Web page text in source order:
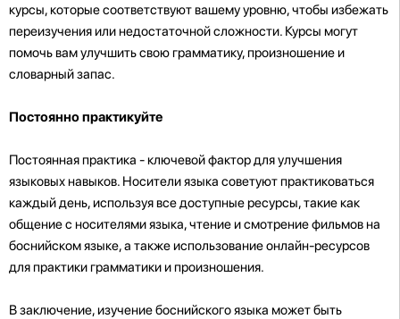
курсы, которые соответствуют вашему уровню, чтобы избежать
переизучения или недостаточной сложности. Курсы могут
помочь вам улучшить свою грамматику, произношение и
словарный запас.
Постоянно практикуйте
Постоянная практика - ключевой фактор для улучшения
языковых навыков. Носители языка советуют практиковаться
каждый день, используя все доступные ресурсы, такие как
общение с носителями языка, чтение и смотрение фильмов на
боснийском языке, а также использование онлайн-ресурсов
для практики грамматики и произношения.
В заключение, изучение боснийского языка может быть